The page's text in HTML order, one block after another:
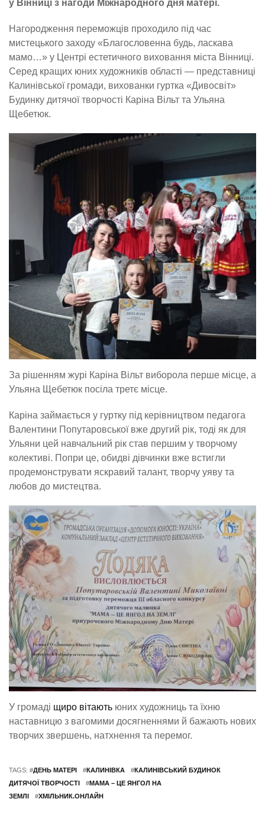
у Вінниці з нагоди Міжнародного дня матері.
Нагородження переможців проходило під час
мистецького заходу «Благословенна будь, ласкава
мамо…» у Центрі естетичного виховання міста Вінниці.
Серед кращих юних художників області — представниці
Калинівської громади, вихованки гуртка «Дивосвіт»
Будинку дитячої творчості Каріна Вільт та Ульяна
Щебетюк.
За рішенням журі Каріна Вільт виборола перше місце, а
Ульяна Щебетюк посіла третє місце.
Каріна займається у гуртку під керівництвом педагога
Валентини Попутаровської вже другий рік, тоді як для
Ульяни цей навчальний рік став першим у творчому
колективі. Попри це, обидві дівчинки вже встигли
продемонструвати яскравий талант, творчу уяву та
любов до мистецтва.
У громаді щиро вітають юних художниць та їхню
наставницю з вагомими досягненнями й бажають нових
творчих звершень, натхнення та перемог.
TAGS: #ДЕНЬ МАТЕРІ #КАЛИНІВКА #КАЛИНІВСЬКИЙ БУДИНОК
ДИТЯЧОЇ ТВОРЧОСТІ
#МАМА – ЦЕ ЯНГОЛ НА
ЗЕМЛІ
#ХМІЛЬНИК.ОНЛАЙН